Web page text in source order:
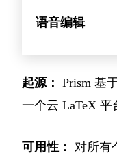
语音编辑
起源： Prism 基
一个云 LaTeX 平
可用性： 对所有